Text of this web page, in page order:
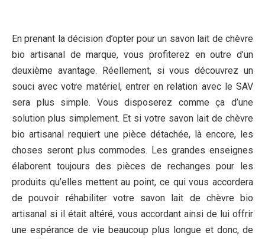
En prenant la décision d’opter pour un savon lait de chèvre
bio artisanal de marque, vous profiterez en outre d’un
deuxième avantage. Réellement, si vous découvrez un
souci avec votre matériel, entrer en relation avec le SAV
sera plus simple. Vous disposerez comme ça d’une
solution plus simplement. Et si votre savon lait de chèvre
bio artisanal requiert une pièce détachée, là encore, les
choses seront plus commodes. Les grandes enseignes
élaborent toujours des pièces de rechanges pour les
produits qu’elles mettent au point, ce qui vous accordera
de pouvoir réhabiliter votre savon lait de chèvre bio
artisanal si il était altéré, vous accordant ainsi de lui offrir
une espérance de vie beaucoup plus longue et donc, de